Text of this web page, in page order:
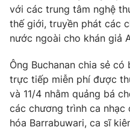
VTV Sức khoẻ
Thị trường 24h
VTV4
VTV9
với các trung tâm nghệ
thế giới, truyền phát các
nước ngoài cho khán giả
Ông Buchanan chia sẻ
trực tiếp miễn phí được
và 11/4 nhằm quảng bá
các chương trình ca nhạc
hóa Barrabuwari, ca sĩ